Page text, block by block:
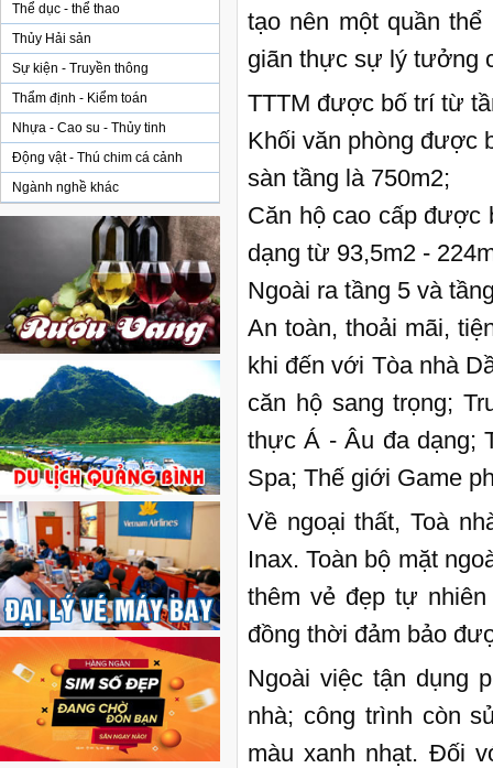
Thể dục - thể thao
Thủy Hải sản
Sự kiện - Truyền thông
Thẩm định - Kiểm toán
Nhựa - Cao su - Thủy tinh
Động vật - Thú chim cá cảnh
Ngành nghề khác
tạo nên một quần
giãn thực sự lý tưởng
TTTM được bố trí từ
Khối văn phòng được
sàn tầng là 750m2;
Căn hộ cao cấp được
dạng từ 93,5m2 -
Ngoài ra tầng 5 và
An toàn, thoải mãi,
khi đến với Tòa nhà
căn hộ sang trọng;
thực Á - Âu đa dạng;
Spa; Thế giới Game
Về ngoại thất, Toà
Inax. Toàn bộ mặt
thêm vẻ đẹp tự
đồng thời đảm bảo
Ngoài việc tận dụng
nhà; công trình còn
màu xanh nhạt. Đối